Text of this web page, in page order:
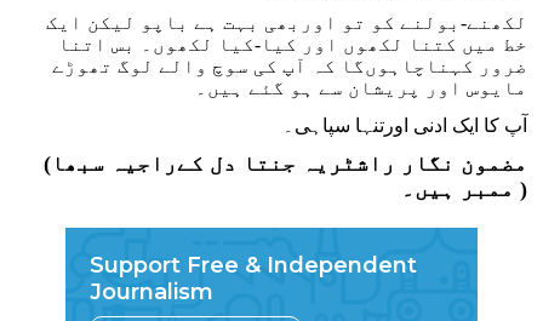
خط میں کتنا لکھوں اور کیا-کیا لکھوں۔ بس اتنا
ضرور کہناچاہوں‌گا کہ آپ کی سوچ والے لوگ تھوڑے
مایوس اور پریشان سے ہو گئے ہیں۔
آپ کا ایک ادنی اورتنہا سپاہی۔
(مضمون نگار راشٹریہ جنتا دل کےراجیہ سبھا
ممبر ہیں۔ )
Support Free & Independent
Journalism